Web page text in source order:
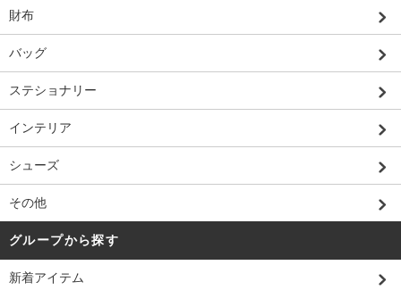
財布
バッグ
ステショナリー
インテリア
シューズ
その他
グループから探す
新着アイテム